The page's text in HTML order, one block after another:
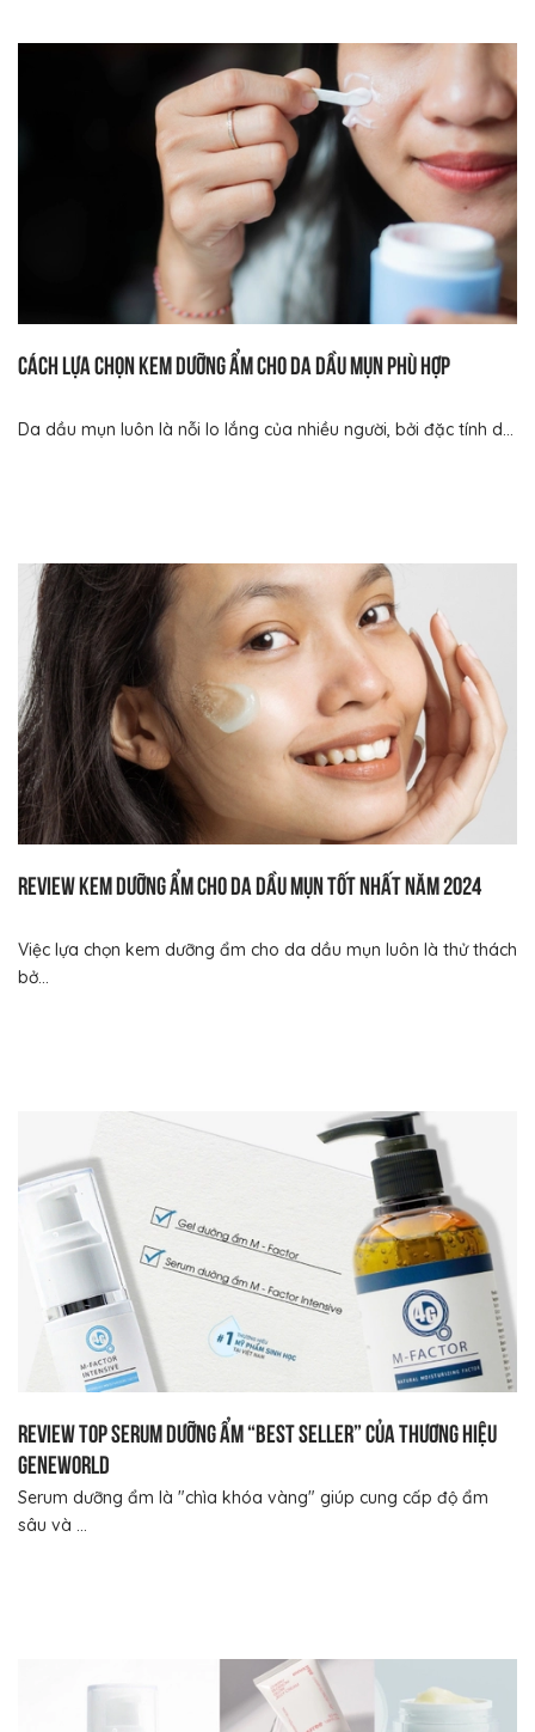
Cách lựa chọn kem dưỡng ẩm cho da dầu mụn phù hợp
Da dầu mụn luôn là nỗi lo lắng của nhiều người, bởi đặc tính d...
Review kem dưỡng ẩm cho da dầu mụn tốt nhất năm 2024
Việc lựa chọn kem dưỡng ẩm cho da dầu mụn luôn là thử thách
bở...
Review top serum dưỡng ẩm “best seller” của thương hiệu
Geneworld
Serum dưỡng ẩm là "chìa khóa vàng" giúp cung cấp độ ẩm
sâu và ...